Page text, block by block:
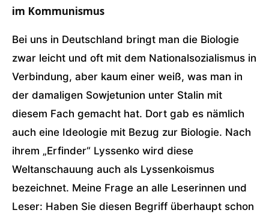
im Kommunismus
Bei uns in Deutschland bringt man die Biologie
zwar leicht und oft mit dem Nationalsozialismus in
Verbindung, aber kaum einer weiß, was man in
der damaligen Sowjetunion unter Stalin mit
diesem Fach gemacht hat. Dort gab es nämlich
auch eine Ideologie mit Bezug zur Biologie. Nach
ihrem „Erfinder“ Lyssenko wird diese
Weltanschauung auch als Lyssenkoismus
bezeichnet. Meine Frage an alle Leserinnen und
Leser: Haben Sie diesen Begriff überhaupt schon